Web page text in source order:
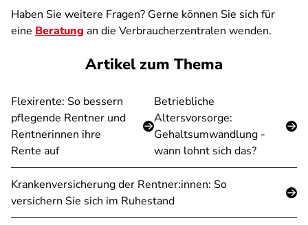
Haben Sie weitere Fragen? Gerne können Sie sich für
eine Beratung an die Verbraucherzentralen wenden.
Artikel zum Thema
Flexirente: So bessern
pflegende Rentner und
Rentnerinnen ihre
Rente auf
Betriebliche
Altersvorsorge:
Gehaltsumwandlung -
wann lohnt sich das?
Krankenversicherung der Rentner:innen: So
versichern Sie sich im Ruhestand